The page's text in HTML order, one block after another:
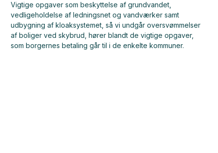
Vigtige opgaver som beskyttelse af grundvandet,
vedligeholdelse af ledningsnet og vandværker samt
udbygning af kloaksystemet, så vi undgår oversvømmelser
af boliger ved skybrud, hører blandt de vigtige opgaver,
som borgernes betaling går til i de enkelte kommuner.